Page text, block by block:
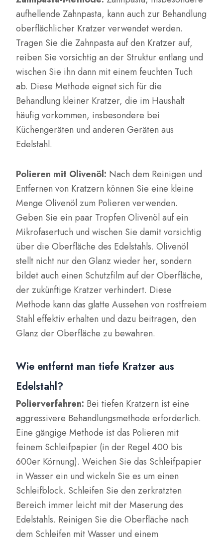
aufhellende Zahnpasta, kann auch zur Behandlung
oberflächlicher Kratzer verwendet werden.
Tragen Sie die Zahnpasta auf den Kratzer auf,
reiben Sie vorsichtig an der Struktur entlang und
wischen Sie ihn dann mit einem feuchten Tuch
ab. Diese Methode eignet sich für die
Behandlung kleiner Kratzer, die im Haushalt
häufig vorkommen, insbesondere bei
Küchengeräten und anderen Geräten aus
Edelstahl.
Polieren mit Olivenöl: Nach dem Reinigen und
Entfernen von Kratzern können Sie eine kleine
Menge Olivenöl zum Polieren verwenden.
Geben Sie ein paar Tropfen Olivenöl auf ein
Mikrofasertuch und wischen Sie damit vorsichtig
über die Oberfläche des Edelstahls. Olivenöl
stellt nicht nur den Glanz wieder her, sondern
bildet auch einen Schutzfilm auf der Oberfläche,
der zukünftige Kratzer verhindert. Diese
Methode kann das glatte Aussehen von rostfreiem
Stahl effektiv erhalten und dazu beitragen, den
Glanz der Oberfläche zu bewahren.
Wie entfernt man tiefe Kratzer aus
Edelstahl?
Polierverfahren: Bei tiefen Kratzern ist eine
aggressivere Behandlungsmethode erforderlich.
Eine gängige Methode ist das Polieren mit
feinem Schleifpapier (in der Regel 400 bis
600er Körnung). Weichen Sie das Schleifpapier
in Wasser ein und wickeln Sie es um einen
Schleifblock. Schleifen Sie den zerkratzten
Bereich immer leicht mit der Maserung des
Edelstahls. Reinigen Sie die Oberfläche nach
dem Schleifen mit Wasser und einem